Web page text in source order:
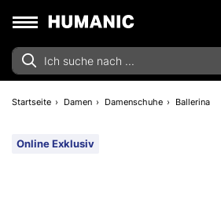
Startseite Damen Damenschuhe Ballerina
Online Exklusiv